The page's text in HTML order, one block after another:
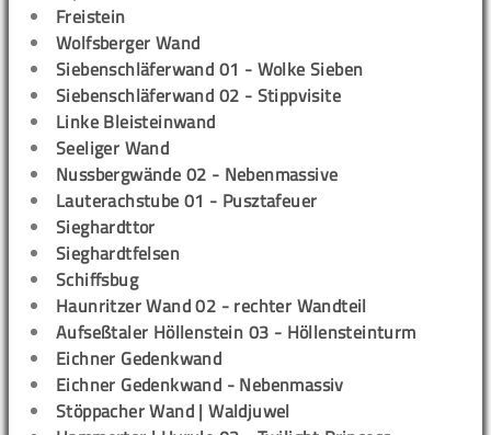
Freistein
Wolfsberger Wand
Siebenschläferwand 01 - Wolke Sieben
Siebenschläferwand 02 - Stippvisite
Linke Bleisteinwand
Seeliger Wand
Nussbergwände 02 - Nebenmassive
Lauterachstube 01 - Pusztafeuer
Sieghardttor
Sieghardtfelsen
Schiffsbug
Haunritzer Wand 02 - rechter Wandteil
Aufseßtaler Höllenstein 03 - Höllensteinturm
Eichner Gedenkwand
Eichner Gedenkwand - Nebenmassiv
Stöppacher Wand | Waldjuwel